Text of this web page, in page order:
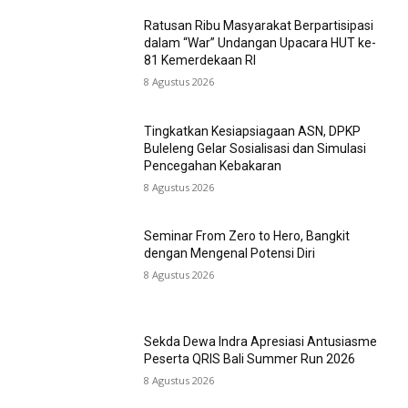
Ratusan Ribu Masyarakat Berpartisipasi
dalam “War” Undangan Upacara HUT ke-
81 Kemerdekaan RI
8 Agustus 2026
Tingkatkan Kesiapsiagaan ASN, DPKP
Buleleng Gelar Sosialisasi dan Simulasi
Pencegahan Kebakaran
8 Agustus 2026
Seminar From Zero to Hero, Bangkit
dengan Mengenal Potensi Diri
8 Agustus 2026
Sekda Dewa Indra Apresiasi Antusiasme
Peserta QRIS Bali Summer Run 2026
8 Agustus 2026